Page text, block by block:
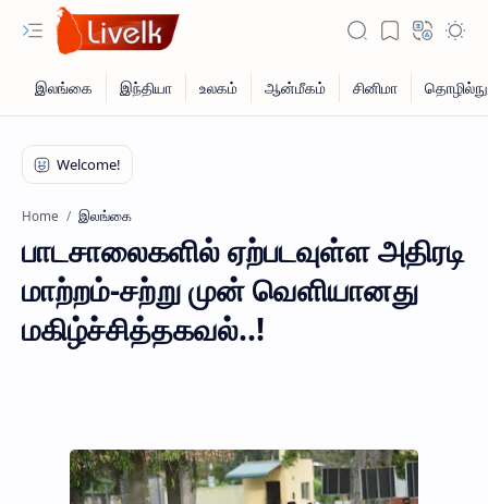
Home இலங்கை
பாடசாலைகளில் ஏற்படவுள்ள அதிரடி
மாற்றம்-சற்று முன் வெளியானது
மகிழ்ச்சித்தகவல்..!